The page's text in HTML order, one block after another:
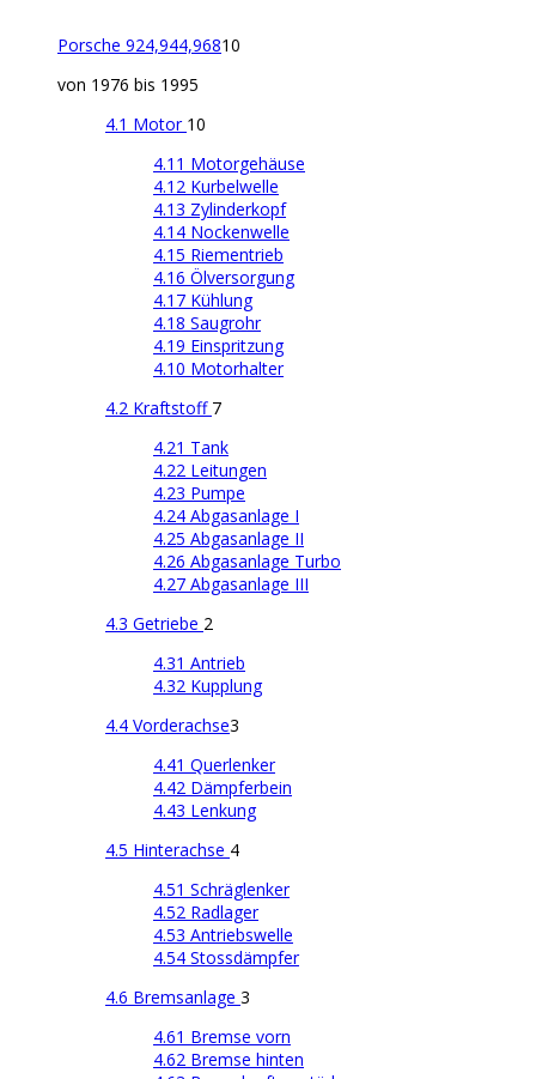
Porsche 924,944,96810
von 1976 bis 1995
4.1 Motor 10
4.11 Motorgehäuse
4.12 Kurbelwelle
4.13 Zylinderkopf
4.14 Nockenwelle
4.15 Riementrieb
4.16 Ölversorgung
4.17 Kühlung
4.18 Saugrohr
4.19 Einspritzung
4.10 Motorhalter
4.2 Kraftstoff 7
4.21 Tank
4.22 Leitungen
4.23 Pumpe
4.24 Abgasanlage I
4.25 Abgasanlage II
4.26 Abgasanlage Turbo
4.27 Abgasanlage III
4.3 Getriebe 2
4.31 Antrieb
4.32 Kupplung
4.4 Vorderachse3
4.41 Querlenker
4.42 Dämpferbein
4.43 Lenkung
4.5 Hinterachse 4
4.51 Schräglenker
4.52 Radlager
4.53 Antriebswelle
4.54 Stossdämpfer
4.6 Bremsanlage 3
4.61 Bremse vorn
4.62 Bremse hinten